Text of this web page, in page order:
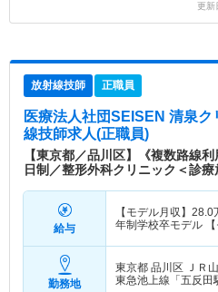
更
放射線技師 正職員
医療法人社団SEISEN 清泉
線技師求人(正職員)
【東京都／品川区】《複数路線
日制／整形外科クリニック＜診療
給与
【モデル月収】 28.0
年制学校卒モデル 【
勤務地
東京都 品川区 ＪＲ
東急池上線「五反田